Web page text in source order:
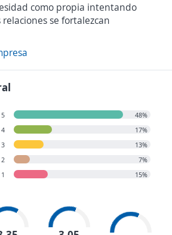
como propia intentando
se fortalezcan
5
48%
4
17%
3
13%
2
7%
1
15%